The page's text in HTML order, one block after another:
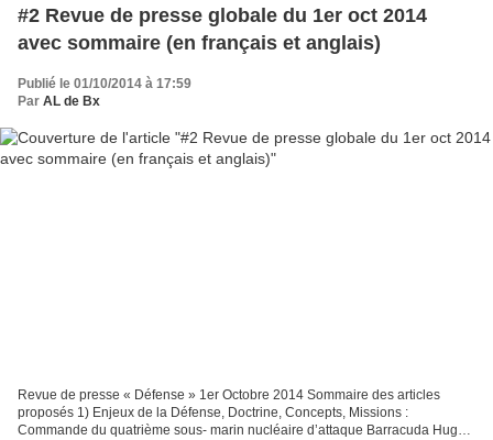
#2 Revue de presse globale du 1er oct 2014
avec sommaire (en français et anglais)
Publié le 01/10/2014 à 17:59
Par AL de Bx
Revue de presse « Défense » 1er Octobre 2014 Sommaire des articles
proposés 1) Enjeux de la Défense, Doctrine, Concepts, Missions :
Commande du quatrième sous- marin nucléaire d’attaque Barracuda Hugo